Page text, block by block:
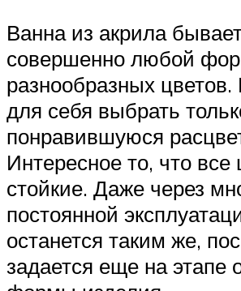
Ванна из акрила
совершенно любой
разнообразных
для себя выбрать
понравившуюся
Интересное то, что все
стойкие. Даже через
постоянной
останется таким же,
задается еще на этапе